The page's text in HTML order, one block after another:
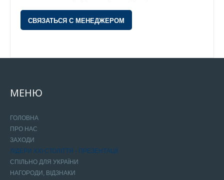
СВЯЗАТЬСЯ С МЕНЕДЖЕРОМ
МЕНЮ
ГОЛОВНА
ПРО НАС
ЗАХОДИ
ЛІДЕРИ ХХІ СТОЛІТТЯ - ПРЕЗЕНТАЦІЇ
СПІЛЬНО ДЛЯ УКРАЇНИ
НАГОРОДИ, ВІДЗНАКИ